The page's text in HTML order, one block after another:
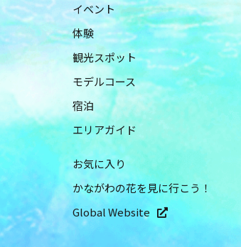
イベント
体験
観光スポット
モデルコース
宿泊
エリアガイド
お気に入り
かながわの花を見に行こう！
Global Website